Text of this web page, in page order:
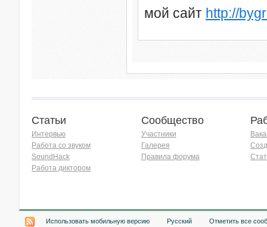
мой сайт http://
Статьи
Интервью
Работа со звуком
SoundHack
Работа диктором
Сообщество
Участники
Галерея
Правила форума
Использовать мобильную версию Русский Отметить все